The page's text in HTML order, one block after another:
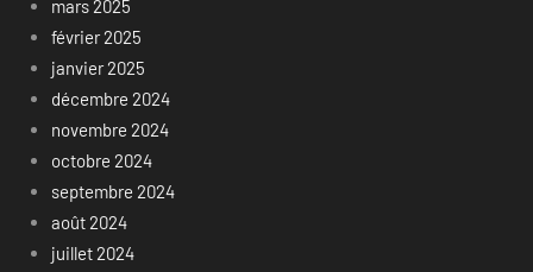
mars 2025
février 2025
janvier 2025
décembre 2024
novembre 2024
octobre 2024
septembre 2024
août 2024
juillet 2024